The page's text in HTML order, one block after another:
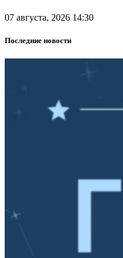
07 августа, 2026 14:30
Последние новости